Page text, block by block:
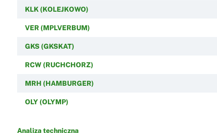
KLK (KOLEJKOWO)
VER (MPLVERBUM)
GKS (GKSKAT)
RCW (RUCHCHORZ)
MRH (HAMBURGER)
OLY (OLYMP)
Analiza techniczna